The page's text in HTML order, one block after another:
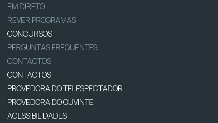
EM DIRETO
REVER PROGRAMAS
CONCURSOS
PERGUNTAS FREQUENTES
CONTACTOS
CONTACTOS
PROVEDORA DO TELESPECTADOR
PROVEDORA DO OUVINTE
ACESSIBILIDADES